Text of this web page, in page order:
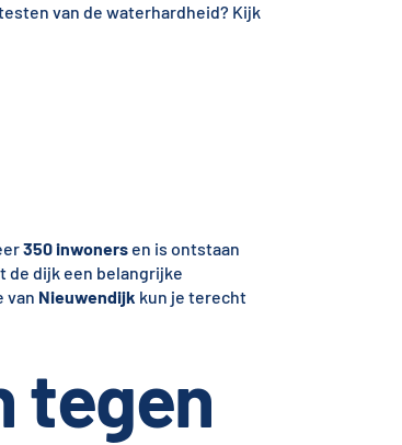
van de waterhardheid? Kijk
350 inwonersen is ontstaan
de dijk een belangrijke
van Nieuwendijk kun je terecht
tegen